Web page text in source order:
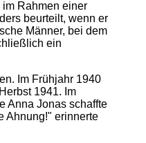
Rahmen einer
beurteilt, wenn er
Männer, bei dem
ein
Im Frühjahr 1940
1941. Im
Anna Jonas schaffte
Ahnung!" erinnerte